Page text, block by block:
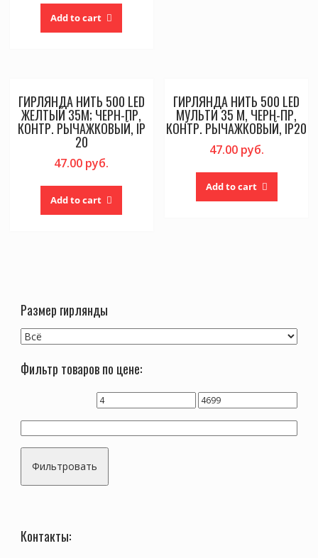
Add to cart
ГИРЛЯНДА НИТЬ 500 LED
ЖЕЛТЫЙ 35М; ЧЕРН-ПР,
КОНТР. РЫЧАЖКОВЫЙ, IP
20
47.00 руб.
Add to cart
ГИРЛЯНДА НИТЬ 500 LED
МУЛЬТИ 35 М, ЧЕРН-ПР,
КОНТР. РЫЧАЖКОВЫЙ, IP20
47.00 руб.
Add to cart
Размер гирлянды
Фильтр товаров по цене:
Фильтровать
Контакты: